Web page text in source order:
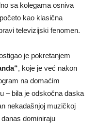
sa kolegama osniva
kao klasična
televizijski fenomen.
je pokretanjem
, koje je već nakon
na domaćim
– bila je odskočna daska
nekadašnjoj muzičkoj
dominiraju